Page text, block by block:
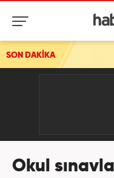
SON DAKİKA
Okul